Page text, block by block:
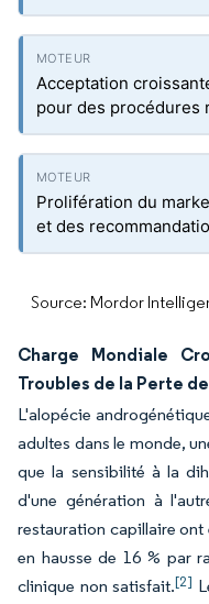
Acceptation
pour des procédures
Prolifération du
et des
Source: Mordor
Charge Mondiale
Troubles de la Perte
L'alopécie
adultes dans le monde,
que la sensibilité à la
d'une génération à
restauration capillaire ont
en hausse de 16 % par
clinique non satisfait.[2]